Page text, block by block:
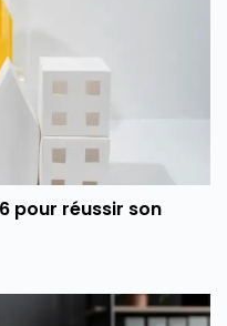
pour réussir son